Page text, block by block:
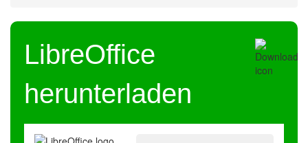
LibreOffice
herunterladen